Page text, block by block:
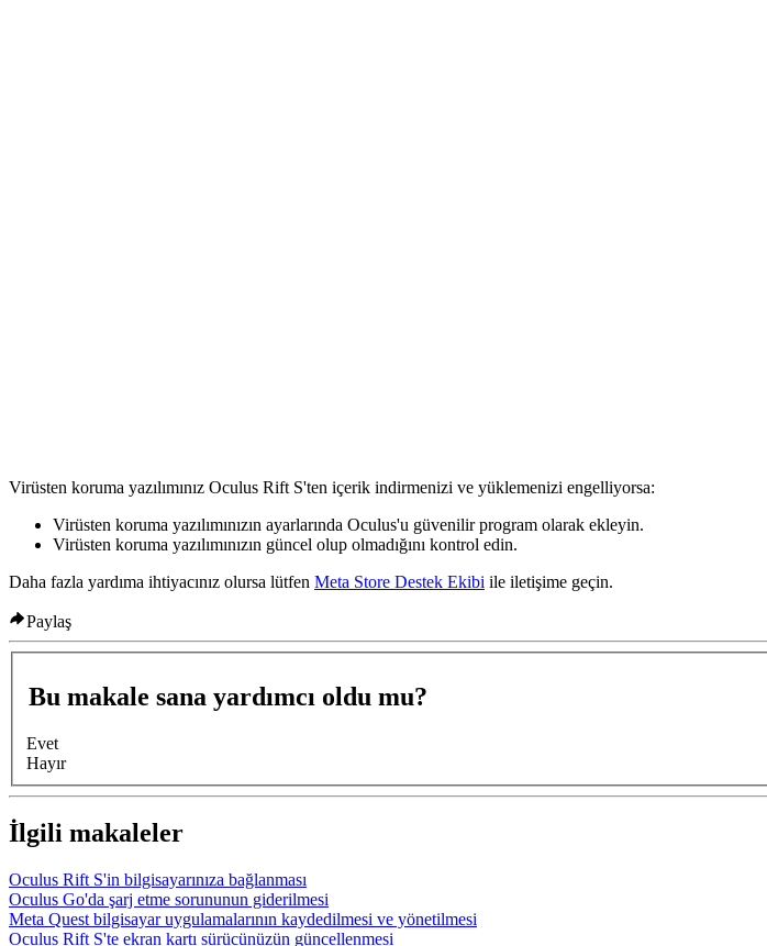
Virüsten koruma yazılımınız Oculus Rift S'ten içerik indirmenizi ve yüklemenizi engelliyorsa:
Virüsten koruma yazılımınızın ayarlarında Oculus'u güvenilir program olarak ekleyin.
Virüsten koruma yazılımınızın güncel olup olmadığını kontrol edin.
Daha fazla yardıma ihtiyacınız olursa lütfen Meta Store Destek Ekibi ile iletişime geçin.
Paylaş
Bu makale sana yardımcı oldu mu?
Evet
Hayır
İlgili makaleler
Oculus Rift S'in bilgisayarınıza bağlanması
Oculus Go'da şarj etme sorununun giderilmesi
Meta Quest bilgisayar uygulamalarının kaydedilmesi ve yönetilmesi
Oculus Rift S'te ekran kartı sürücünüzün güncellenmesi